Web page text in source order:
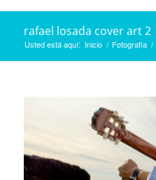
rafael losada cover art 2
Usted está aquí: Inicio / Fotografia /